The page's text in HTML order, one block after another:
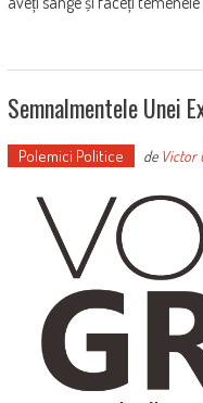
Semnalmentele Unei
Polemici Politice de Victor